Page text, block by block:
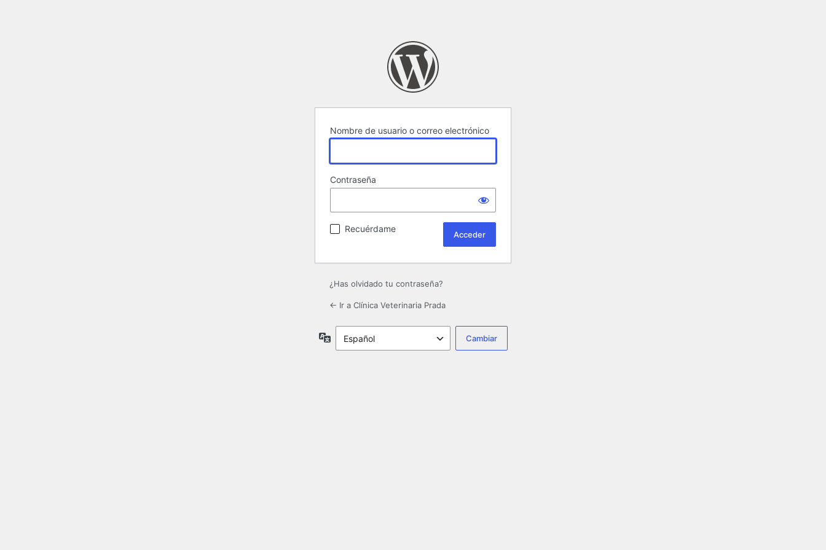
Nombre de usuario o correo electrónico
Contraseña
Recuérdame
¿Has olvidado tu contraseña?
← Ir a Clínica Veterinaria Prada
Idioma